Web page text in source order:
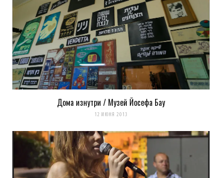
Дома изнутри / Музей Йосефа Бау
12 ИЮНЯ 2013